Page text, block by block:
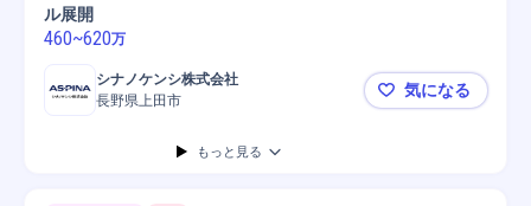
ル展開
460~620万
シナノケンシ株式会社
長野県上田市
【上田/社内
気になる
もっと見る